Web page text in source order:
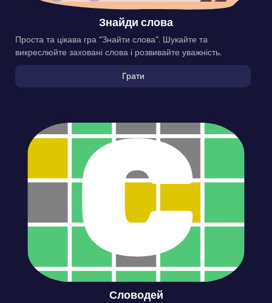
Знайди слова
Проста та цікава гра “Знайти слова”. Шукайте та
викреслюйте заховані слова і розвивайте уважність.
Грати
Словодей